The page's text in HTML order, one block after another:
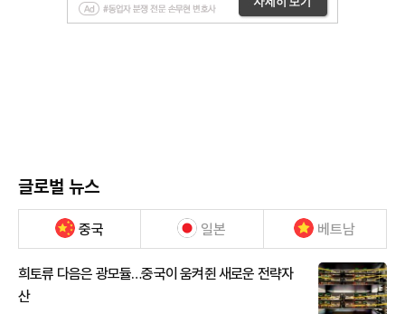
글로벌 뉴스
중국 일본 베트남
희토류 다음은 광모듈…중국이 움켜쥔 새로운 전략자
산